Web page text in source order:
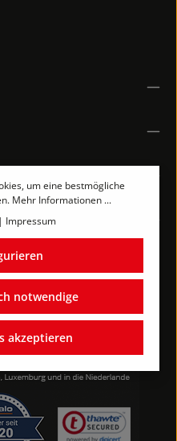
um eine bestmögliche
Mehr Informationen ...
| Impressum
notwendige
akzeptieren